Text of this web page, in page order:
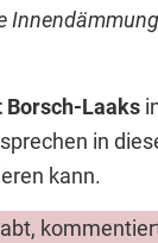
Borsch-Laaks
in
kann.